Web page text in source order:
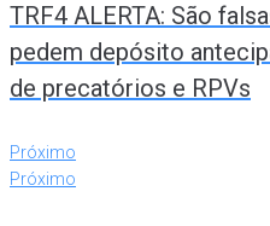
TRF4 ALERTA: São
pedem depósito
de precatórios e RPVs
Próximo
Próximo